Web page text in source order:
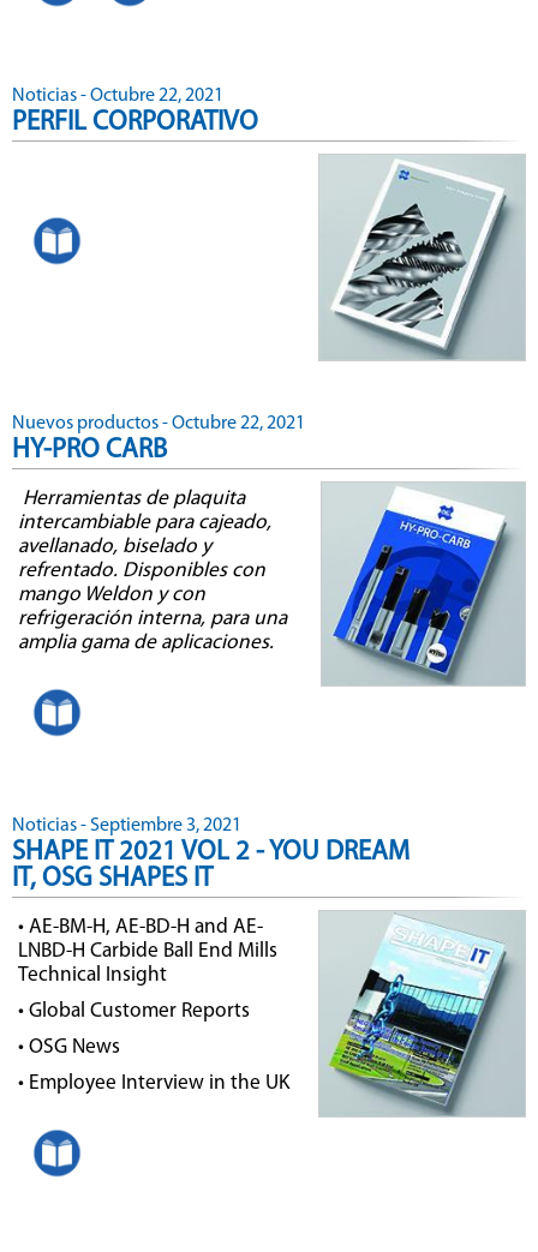
Noticias - Octubre 22, 2021
PERFIL CORPORATIVO
Nuevos productos - Octubre 22, 2021
HY-PRO CARB
Herramientas de plaquita
intercambiable para cajeado,
avellanado, biselado y
refrentado. Disponibles con
mango Weldon y con
refrigeración interna, para una
amplia gama de aplicaciones.
Noticias - Septiembre 3, 2021
SHAPE IT 2021 VOL 2 - YOU DREAM
IT, OSG SHAPES IT
• AE-BM-H, AE-BD-H and AE-
LNBD-H Carbide Ball End Mills
Technical Insight
• Global Customer Reports
• OSG News
• Employee Interview in the UK